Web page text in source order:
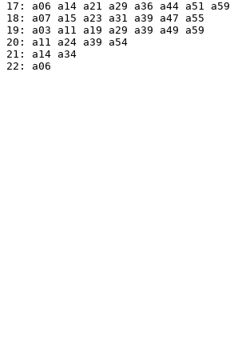
17: a06 a14 a21 a29 a36 a44 a51 a59
18: a07 a15 a23 a31 a39 a47 a55
19: a03 a11 a19 a29 a39 a49 a59
20: a11 a24 a39 a54
21: a14 a34
22: a06